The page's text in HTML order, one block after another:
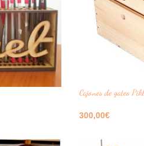
Cajones de gateo
300,00€